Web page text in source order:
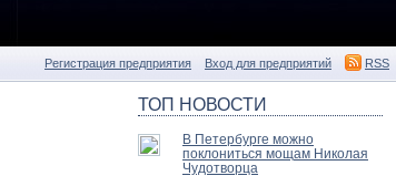
Регистрация предприятия Вход для предприятий RSS
ТОП НОВОСТИ
В Петербурге можно
поклониться мощам Николая
Чудотворца